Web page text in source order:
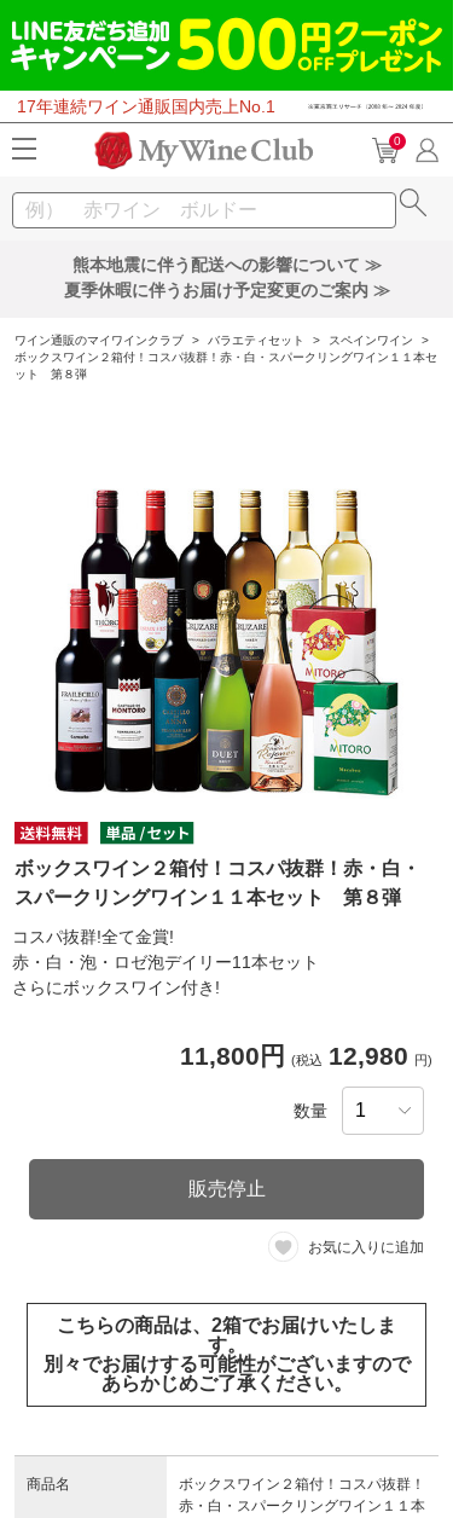
17年連続ワイン通販国内売上No.1
0
熊本地震に伴う配送への影響について ≫
夏季休暇に伴うお届け予定変更のご案内 ≫
ワイン通販のマイワインクラブ > バラエティセット > スペインワイン
>
ボックスワイン２箱付！コスパ抜群！赤・白・スパークリングワイン１１本セ
ット 第８弾
ボックスワイン２箱付！コスパ抜群！赤・白・
スパークリングワイン１１本セット 第８弾
コスパ抜群!全て金賞!
赤・白・泡・ロゼ泡デイリー11本セット
さらにボックスワイン付き!
11,800円 (税込 12,980 円)
数量
販売停止
お気に入りに追加
こちらの商品は、2箱でお届けいたしま
す。
別々でお届けする可能性がございますので
あらかじめご了承ください。
商品名
ボックスワイン２箱付！コスパ抜群！
赤・白・スパークリングワイン１１本